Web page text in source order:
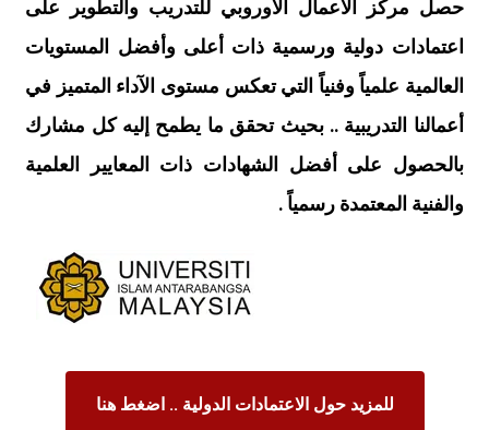
حصل مركز الأعمال الأوروبي للتدريب والتطوير على
اعتمادات دولية ورسمية ذات أعلى وأفضل المستويات
العالمية علمياً وفنياً التي تعكس مستوى الآداء المتميز في
أعمالنا التدريبية .. بحيث تحقق ما يطمح إليه كل مشارك
بالحصول على أفضل الشهادات ذات المعايير العلمية
والفنية المعتمدة رسمياً .
للمزيد حول الاعتمادات الدولية .. اضغط هنا